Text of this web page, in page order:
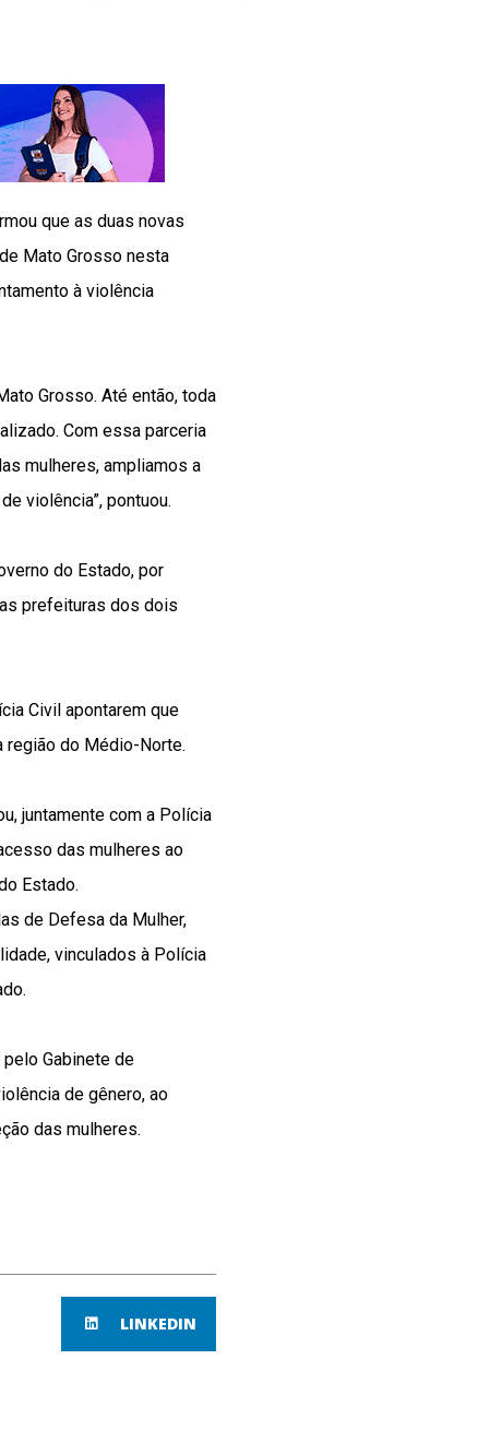
que as duas novas
Mato Grosso nesta
à violência
Grosso. Até então, toda
Com essa parceria
mulheres, ampliamos a
violência”, pontuou.
do Estado, por
prefeituras dos dois
Civil apontarem que
região do Médio-Norte.
juntamente com a Polícia
das mulheres ao
Estado.
de Defesa da Mulher,
vinculados à Polícia
Gabinete de
de gênero, ao
das mulheres.
LINKEDIN